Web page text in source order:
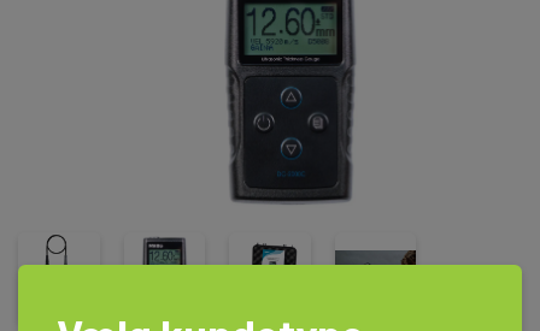
Alt i alt et uundværligt instrument i det daglige arbejde, for folk
der har med service på beholdere og lignende at gøre, eller til
industrier, hvor dele eller hele rørinstallationen skal kontrolleres
fra tid til anden. En måling kan udføres på ganske få sekunder
med Elma PHYNIX DC2000C, uden først at skulle adskille rør og
dermed være tvunget til at lukke en proces ned.
PHYNIX DC2000C er således en lille handy og robust
godstykkelsesmåler, der med standard 5 MHz måleproben
Instrumentet leveres komplet i flight case inkl. måleprobe,
indbygget test punkt for egen kontrol, kalibreringscertifikat,